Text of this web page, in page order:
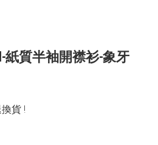
紙質半袖開襟衫-象牙
換貨 !